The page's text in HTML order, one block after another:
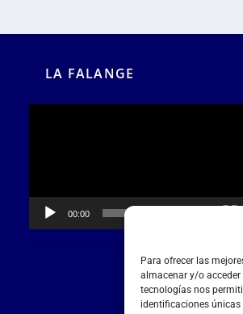
Para ofrecer las
almacenar y/o
tecnologías nos
identificaciones únicas
LA FALANGE
00:00